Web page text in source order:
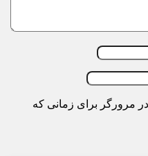
مرورگر برای زمانی که